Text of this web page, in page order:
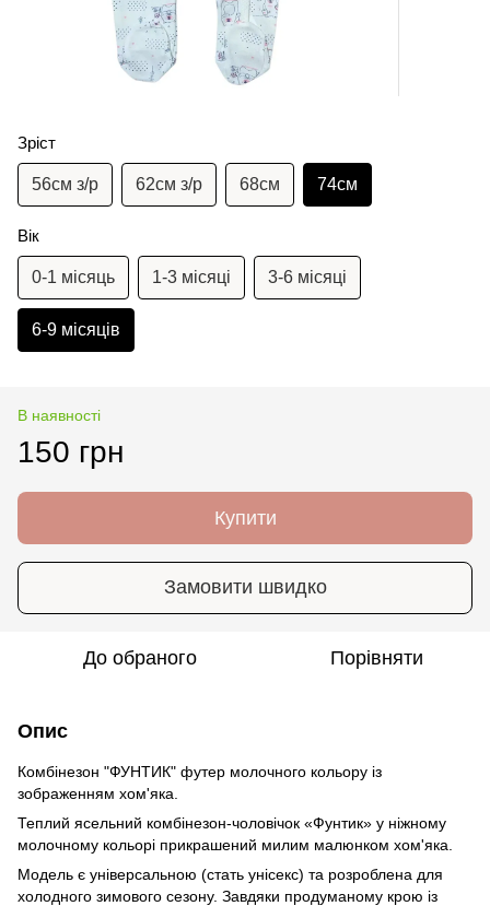
Зріст
56см з/р 62см з/р 68см 74см
Вік
0-1 місяць 1-3 місяці 3-6 місяці
6-9 місяців
В наявності
150 грн
Купити
Замовити швидко
До обраного Порівняти
Опис
Комбінезон "ФУНТИК" футер молочного кольору із
зображенням хом'яка.
Теплий ясельний комбінезон-чоловічок «Фунтик» у ніжному
молочному кольорі прикрашений милим малюнком хом'яка.
Модель є універсальною (стать унісекс) та розроблена для
холодного зимового сезону. Завдяки продуманому крою із